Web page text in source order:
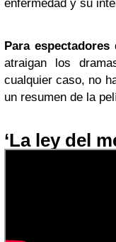
enfermedad y su
Para
atraigan los
cualquier caso, no
un resumen de la
‘La ley del